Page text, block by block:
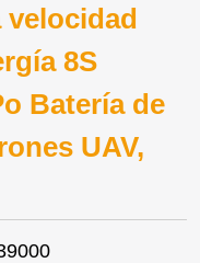
velocidad
8S
Batería de
UAV,